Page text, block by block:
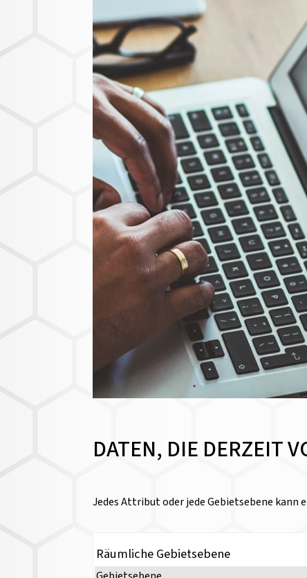
DATEN, DIE DERZEIT
Jedes Attribut oder jede Gebietsebene kann
Räumliche Gebietsebene